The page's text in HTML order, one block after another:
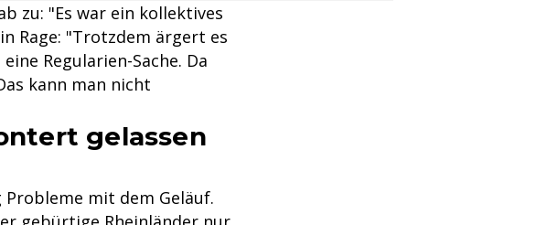
zu: "Es war ein kollektives
Rage: "Trotzdem ärgert es
Regularien-Sache. Da
kann man nicht
gelassen
mit dem Geläuf.